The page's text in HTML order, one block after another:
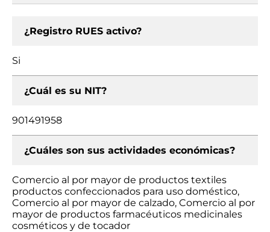
¿Registro RUES activo?
Si
¿Cuál es su NIT?
901491958
¿Cuáles son sus actividades económicas?
Comercio al por mayor de productos textiles
productos confeccionados para uso doméstico,
Comercio al por mayor de calzado, Comercio al por
mayor de productos farmacéuticos medicinales
cosméticos y de tocador